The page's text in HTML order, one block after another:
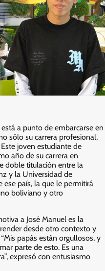
a punto de embarcarse en
sólo su carrera profesional,
joven estudiante de
año de su carrera en
doble titulación entre la
y la Universidad de
país, la que le permitirá
boliviano y otro
a José Manuel es la
desde otro contexto y
papás están orgullosos, y
parte de esto. Es una
expresó con entusiasmo